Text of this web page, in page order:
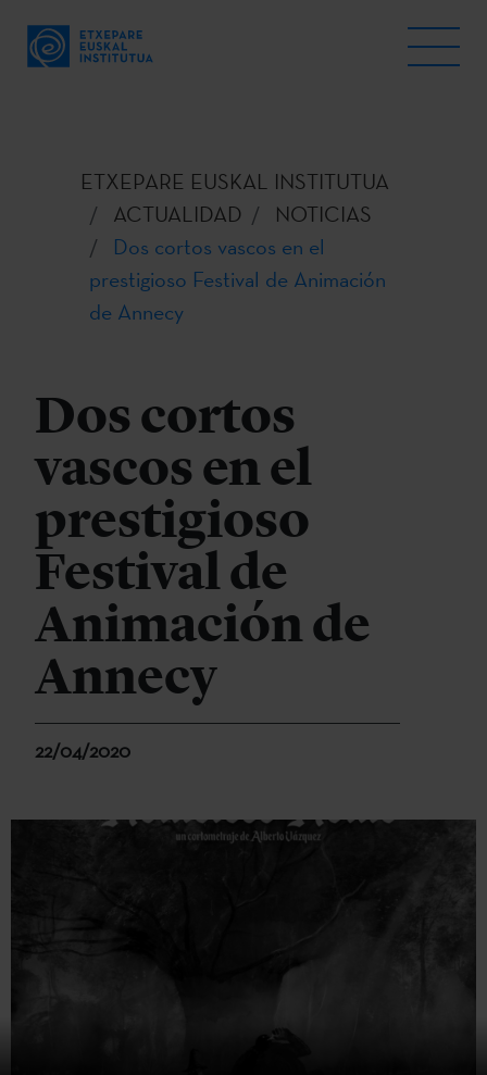
ETXEPARE EUSKAL INSTITUTUA
ACTUALIDAD
NOTICIAS
Dos cortos vascos en el
prestigioso Festival de Animación
de Annecy
Dos cortos
vascos en el
prestigioso
Festival de
Animación de
Annecy
22/04/2020